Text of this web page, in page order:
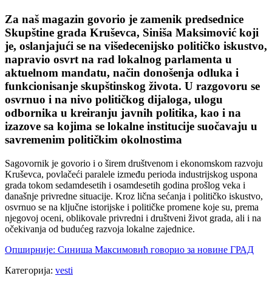
Za naš magazin govorio je zamenik predsednice
Skupštine grada Kruševca, Siniša Maksimović koji
je, oslanjajući se na višedecenijsko političko iskustvo,
napravio osvrt na rad lokalnog parlamenta u
aktuelnom mandatu, način donošenja odluka i
funkcionisanje skupštinskog života. U razgovoru se
osvrnuo i na nivo političkog dijaloga, ulogu
odbornika u kreiranju javnih politika, kao i na
izazove sa kojima se lokalne institucije suočavaju u
savremenim političkim okolnostima
Sagovornik je govorio i o širem društvenom i ekonomskom razvoju
Kruševca, povlačeći paralele između perioda industrijskog uspona
grada tokom sedamdesetih i osamdesetih godina prošlog veka i
današnje privredne situacije. Kroz lična sećanja i političko iskustvo,
osvrnuo se na ključne istorijske i političke promene koje su, prema
njegovoj oceni, oblikovale privredni i društveni život grada, ali i na
očekivanja od budućeg razvoja lokalne zajednice.
Опширније: Синиша Максимовић говорио за новине ГРАД
Категорија: vesti